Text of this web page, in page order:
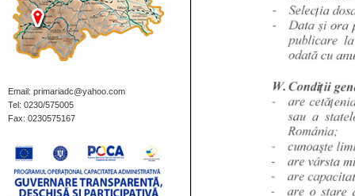
Email: primariadc@yahoo.com
Tel: 0230/575005
Fax: 0230575167